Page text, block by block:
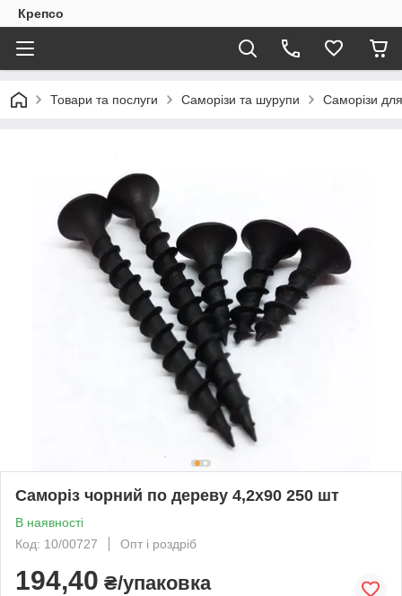
Крепсо
Товари та послуги Саморізи та шурупи Саморізи
Саморіз чорний по дереву 4,2x90 250 шт
В наявності
Код: 10/00727
Опт і роздріб
194,40 ₴/упаковка